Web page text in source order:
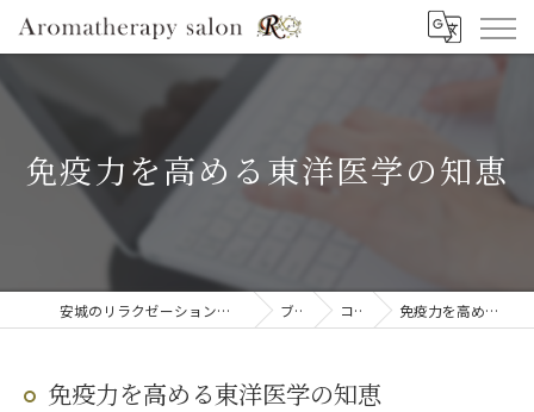
免疫力を高める東洋医学の知恵
安城のリラクゼーションならAromatherapy salon R ブログ コラム 免疫力を高める東洋医学の知恵
免疫力を高める東洋医学の知恵